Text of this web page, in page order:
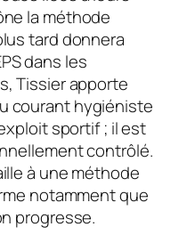
la méthode
tard donnera
dans les
Tissier apporte
courant hygiéniste
sportif ; il est
contrôlé.
à une méthode
notamment que
progresse.